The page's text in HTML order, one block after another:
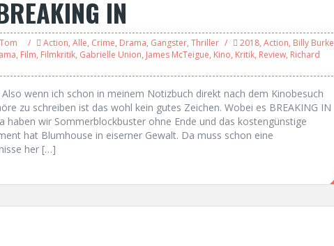
IN
Tom Action, Alle, Crime, Drama, Gangster, Thriller 2018, Action, Billy Burke
, Film, Filmkritik, Gabrielle Union, James McTeigue, Kino, Kritik, Review, Richard
wenn ich schon in meinem Notizbuch direkt nach dem Kinobesuch
zu schreiben ist das wohl kein gutes Zeichen. Wobei es BREAKING IN
haben wir Sommerblockbuster ohne Ende und das kostengünstige
hat Blumhouse in eiserner Gewalt. Da muss schon eine
her […]